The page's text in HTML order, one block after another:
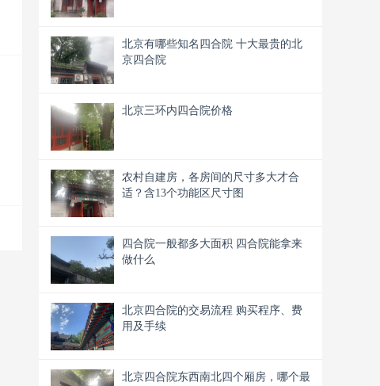
北京有哪些知名四合院 十大最贵的北
京四合院
北京三环内四合院价格
农村自建房，各房间的尺寸多大才合
适？含13个功能区尺寸图
四合院一般都多大面积 四合院能拿来
做什么
北京四合院的交易流程 购买程序、费
用及手续
北京四合院东西南北四个厢房，哪个最